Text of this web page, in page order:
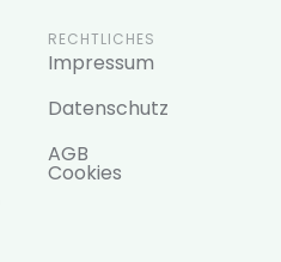
RECHTLICHES
Impressum
Datenschutz
AGB
Cookies